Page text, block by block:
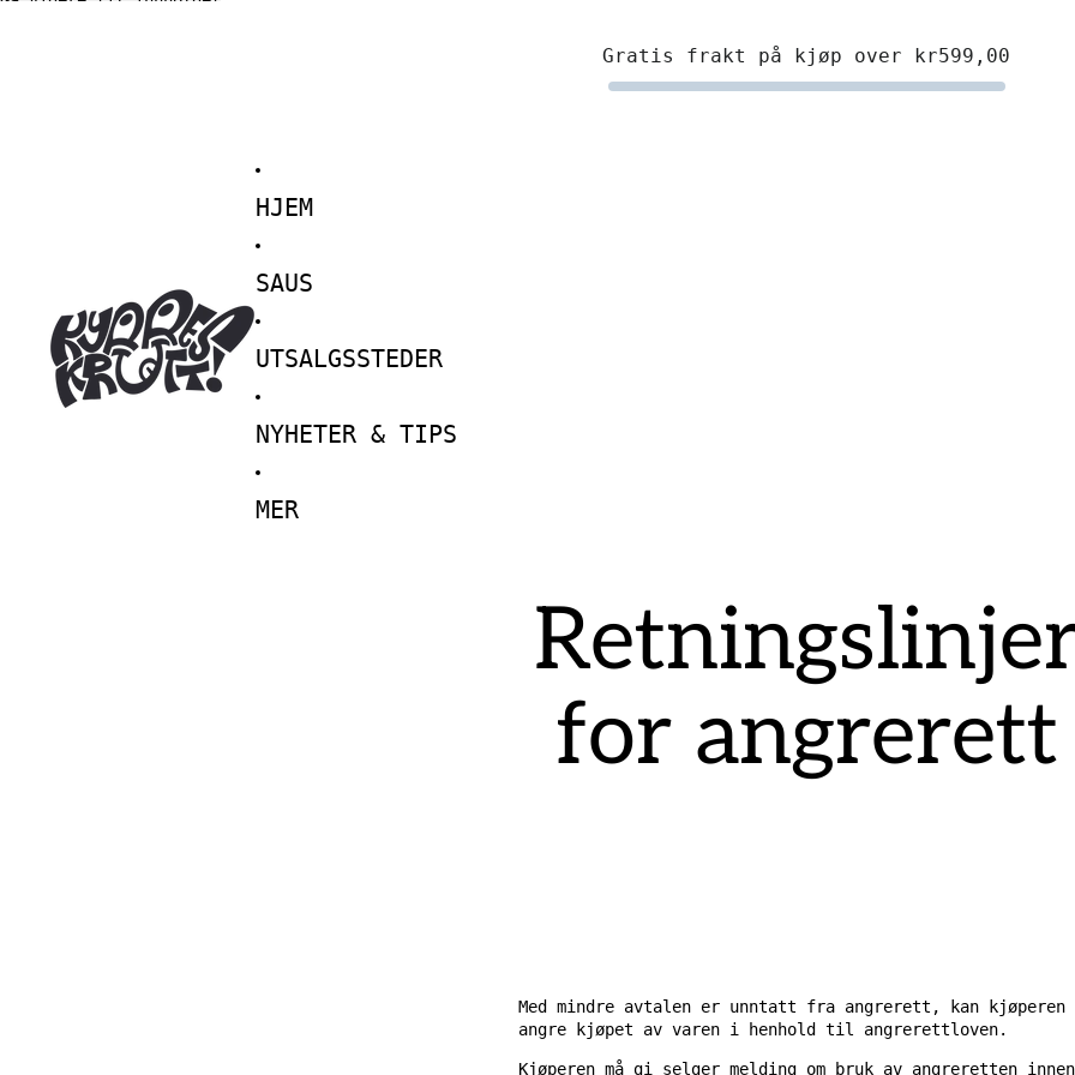
Gratis frakt på kjøp over kr599,00
HJEM
SAUS
UTSALGSSTEDER
NYHETER & TIPS
MER
for angrerett
Med mindre avtalen er unntatt fra angrerett, kan kjøperen
angre kjøpet av varen i henhold til angrerettloven.
Kjøperen må gi selger melding om bruk av angreretten innen